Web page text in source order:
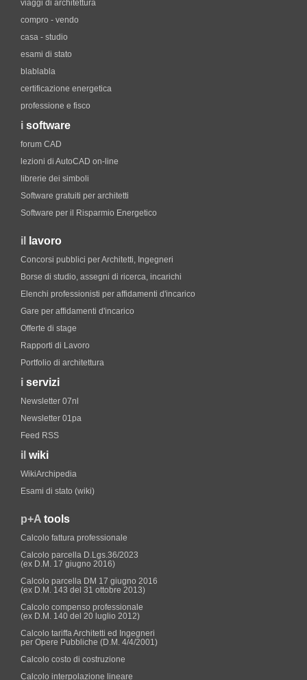
viaggi di architettura
compro - vendo
casa - studio
esami di stato
blablabla
certificazione energetica
professione e fisco
i software
forum CAD
lezioni di AutoCAD on-line
librerie dei simboli
Software gratuiti per architetti
Software per il Risparmio Energetico
il lavoro
Concorsi pubblici per Architetti, Ingegneri
Borse di studio, assegni di ricerca, incarichi
Elenchi professionisti per affidamenti d'incarico
Gare per affidamenti d'incarico
Offerte di stage
Rapporti di Lavoro
Portfolio di architettura
i servizi
Newsletter 07nl
Newsletter 01pa
Feed RSS
il wiki
WikiArchipedia
Esami di stato (wiki)
p+A tools
Calcolo fattura professionale
Calcolo parcella D.Lgs.36/2023
(ex D.M. 17 giugno 2016)
Calcolo parcella DM 17 giugno 2016
(ex D.M. 143 del 31 ottobre 2013)
Calcolo compenso professionale
(ex D.M. 140 del 20 luglio 2012)
Calcolo tariffa Architetti ed Ingegneri
per Opere Pubbliche (D.M. 4/4/2001)
Calcolo costo di costruzione
Calcolo interpolazione lineare